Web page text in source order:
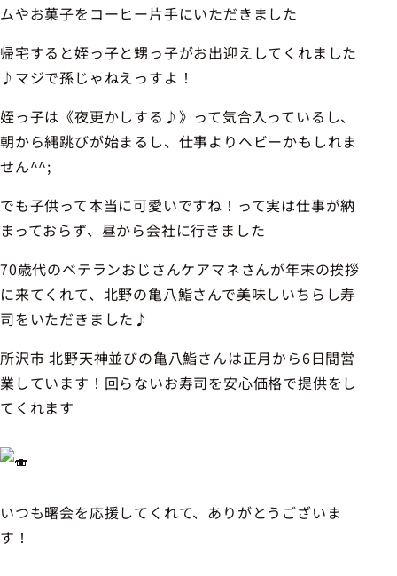
ムやお菓子をコーヒー片手にいただきました
帰宅すると姪っ子と甥っ子がお出迎えしてくれました
♪マジで孫じゃねえっすよ！
姪っ子は《夜更かしする♪》って気合入っているし、
朝から縄跳びが始まるし、仕事よりヘビーかもしれま
せん^^;
でも子供って本当に可愛いですね！って実は仕事が納
まっておらず、昼から会社に行きました
70歳代のベテランおじさんケアマネさんが年末の挨拶
に来てくれて、北野の亀八鮨さんで美味しいちらし寿
司をいただきました♪
所沢市 北野天神並びの亀八鮨さんは正月から6日間営
業しています！回らないお寿司を安心価格で提供をし
てくれます
いつも曙会を応援してくれて、ありがとうございま
す！